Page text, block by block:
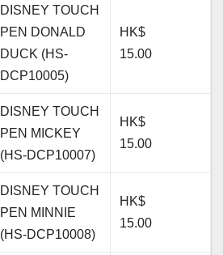
DISNEY TOUCH
PEN DONALD
DUCK (HS-
DCP10005)
HK$
15.00
DISNEY TOUCH
PEN MICKEY
(HS-DCP10007)
HK$
15.00
DISNEY TOUCH
PEN MINNIE
(HS-DCP10008)
HK$
15.00